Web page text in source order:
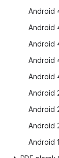
Android
Android
Android
Android
Android
Android
Android
Android
Android 1